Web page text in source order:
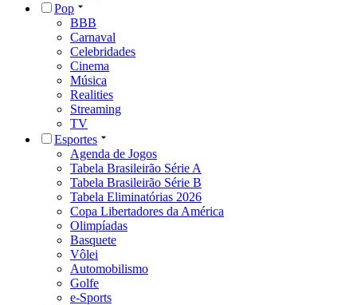
Pop
BBB
Carnaval
Celebridades
Cinema
Música
Realities
Streaming
TV
Esportes
Agenda de Jogos
Tabela Brasileirão Série A
Tabela Brasileirão Série B
Tabela Eliminatórias 2026
Copa Libertadores da América
Olimpíadas
Basquete
Vôlei
Automobilismo
Golfe
e-Sports